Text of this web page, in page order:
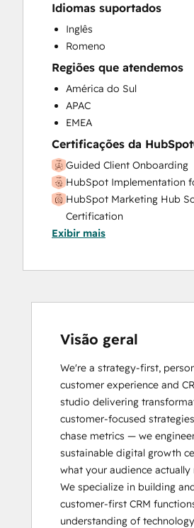
Idiomas suportados
Inglês
Romeno
Regiões que atendemos
América do Sul
APAC
EMEA
Certificações da HubSpot
Guided Client Onboarding
HubSpot Implementation
HubSpot Marketing Hub
Certification
HubSpot Sales Hub
HubSpot Solutions Partner
Exibir mais
Visão geral
We're a strategy-first,
customer experience and
studio delivering
customer-focused
chase metrics — we
sustainable digital growth
what your audience
We specialize in building
customer-first CRM
understanding of